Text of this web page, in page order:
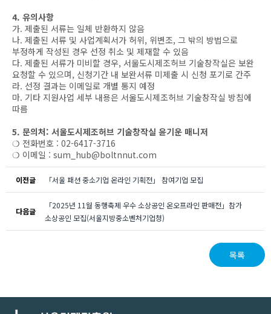
4. 유의사항
가. 제출된 서류는 일체 반환하지 않음
나. 제출된 서류 및 사업계획서가 허위, 위변조, 그 밖의 방법으로
부정하게 작성된 경우 선정 취소 및 제재할 수 있음
다. 제출된 서류가 미비할 경우, 서울도시제조허브 기술창작실은 보완
요청할 수 있으며, 신청기간 내 보완서류 미제출 시 신청 포기로 간주
라. 선정 결과는 이메일로 개별 통지 예정
마. 기타 지원사업 세부 내용은 서울도시제조허브 기술창작실 방침에
따름
5. 문의처: 서울도시제조허브 기술창작실 윤기운 매니저
❍ 전화번호 : 02-6417-3716
❍ 이메일 : sum_hub@boltnnut.com
이전글 「서울 패션 중소기업 온라인 기획전」 참여기업 모집
다음글
「2025년 11월 동행축제 우수 소상공인 온오프라인 판매전」참가
소상공인 모집(서울지방중소벤처기업청)
목록